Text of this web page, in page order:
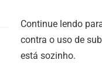
Continue lendo
contra o uso de
está sozinho.